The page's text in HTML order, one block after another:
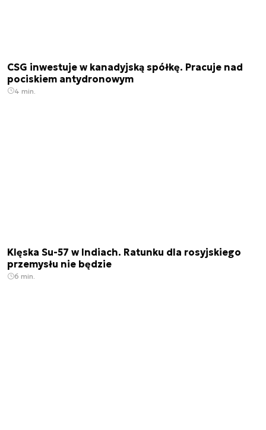
CSG inwestuje w kanadyjską spółkę. Pracuje nad
pociskiem antydronowym
4 min.
Klęska Su-57 w Indiach. Ratunku dla rosyjskiego
przemysłu nie będzie
6 min.